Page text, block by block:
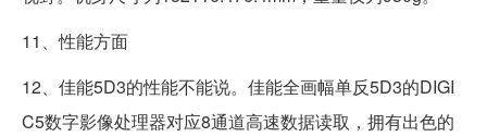
11、性能方面
12、佳能5D3的性能不能说。佳能全画幅单反5D3的DIGI
C5数字影像处理器对应8通道高速数据读取，拥有出色的